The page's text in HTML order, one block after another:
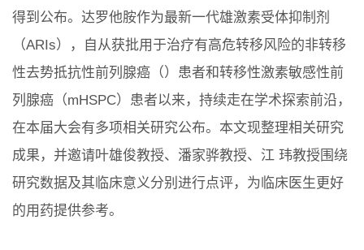
得到公布。达罗他胺作为最新一代雄激素受体抑制剂
（ARIs），自从获批用于治疗有高危转移风险的非转移
性去势抵抗性前列腺癌（）患者和转移性激素敏感性前
列腺癌（mHSPC）患者以来，持续走在学术探索前沿，
在本届大会有多项相关研究公布。本文现整理相关研究
成果，并邀请叶雄俊教授、潘家骅教授、江 玮教授围绕
研究数据及其临床意义分别进行点评，为临床医生更好
的用药提供参考。